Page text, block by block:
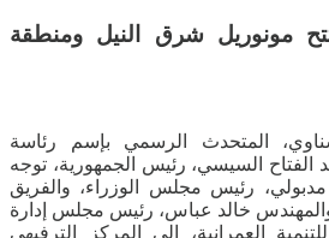
مونوريل شرق النيل ومنطقة
المتحدث الرسمي بإسم رئاسة
الفتاح السيسي، رئيس الجمهورية، توجه
رئيس مجلس الوزراء، والفريق
والمهندس خالد عباس، رئيس مجلس إدارة
العمرانية، إلى المركز الترفيهي